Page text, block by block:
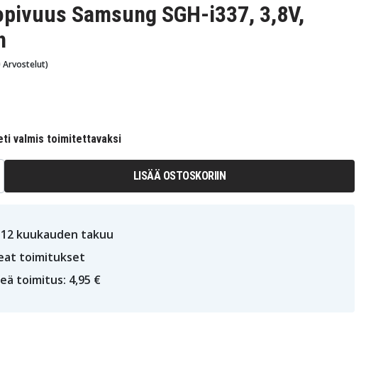
Samsung SGH-i337, 3,8V,
Arvostelut)
valmis toimitettavaksi
LISÄÄ OSTOSKORIIN
12 kuukauden takuu
toimitukset
toimitus: 4,95 €